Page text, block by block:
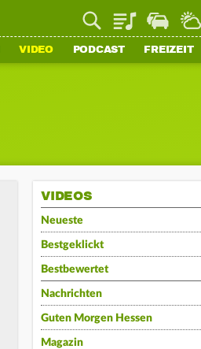
PlaylistStaupilot
VIDEO PODCAST FREIZEIT
VIDEOS
Neueste
Bestgeklickt
Bestbewertet
Nachrichten
Guten Morgen Hessen
Magazin